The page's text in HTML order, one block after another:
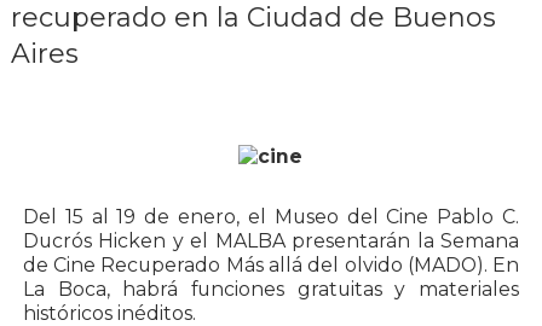
recuperado en la Ciudad de Buenos
Aires
Del 15 al 19 de enero, el Museo del Cine Pablo C.
Ducrós Hicken y el MALBA presentarán la Semana
de Cine Recuperado Más allá del olvido (MADO). En
La Boca, habrá funciones gratuitas y materiales
históricos inéditos.